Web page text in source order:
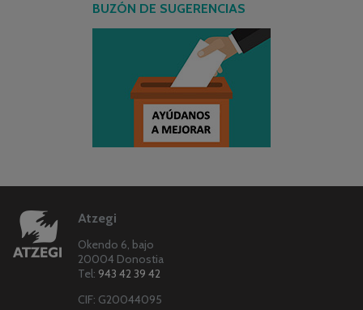
BUZÓN DE SUGERENCIAS
Atzegi
Okendo 6, bajo
20004 Donostia
Tel: 943 42 39 42
CIF: G20044095